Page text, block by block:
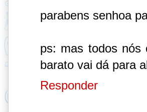
parabens senhoa
ps: mas todos nós
barato vai dá para
Responder